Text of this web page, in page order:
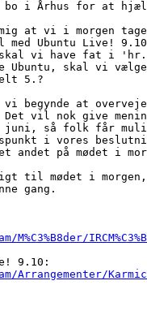
bo i Århus for at
at vi i morgen
Ubuntu Live!
skal vi have fat i
Ubuntu, skal vi
5.?
vi begynde at
vil nok give
juni, så folk får
i vores
på mødet i
til mødet i
gang.
Arrangementer/